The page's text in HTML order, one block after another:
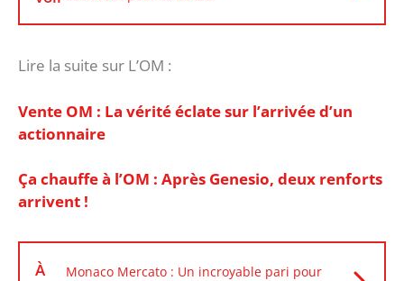
Lire la suite sur L’OM :
Vente OM : La vérité éclate sur l’arrivée d’un
actionnaire
Ça chauffe à l’OM : Après Genesio, deux renforts
arrivent !
À
Monaco Mercato : Un incroyable pari pour